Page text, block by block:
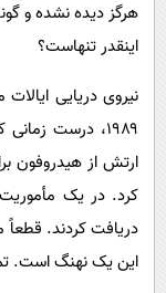
هرگز دیده نشده و
اینقدر تنهاست؟
۱۹۸۹، درست
ارتش از هیدروفون
کرد. در یک
دریافت کردند.
این یک نهنگ است.